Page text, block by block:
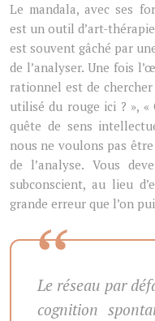
Le mandala, avec ses
est un outil d’art-
est souvent gâché par
de l’analyser. Une fois
rationnel est de
utilisé du rouge ici ? »,
quête de sens
nous ne voulons pas
de l’analyse. Vous
subconscient, au lieu
grande erreur que l’on
Le réseau par
cognition